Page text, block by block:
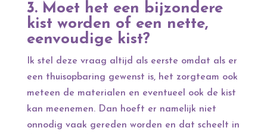
3. Moet het een bijzondere
kist worden of een nette,
eenvoudige kist?
Ik stel deze vraag altijd als eerste omdat als er
een thuisopbaring gewenst is, het zorgteam ook
meteen de materialen en eventueel ook de kist
kan meenemen. Dan hoeft er namelijk niet
onnodig vaak gereden worden en dat scheelt in